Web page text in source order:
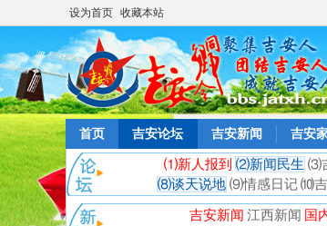
设为首页 收藏本站
首页 吉安论坛 吉安新闻 吉安
⑴新人报到 ⑵新闻民生 ⑶
⑻谈天说地 ⑼情感日记 ⑽吉
吉安新闻 江西新闻 国